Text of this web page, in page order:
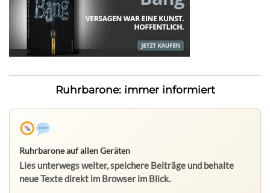
Ruhrbarone: immer informiert
Ruhrbarone auf allen Geräten
Lies unterwegs weiter, speichere Beiträge und behalte
neue Texte direkt im Browser im Blick.